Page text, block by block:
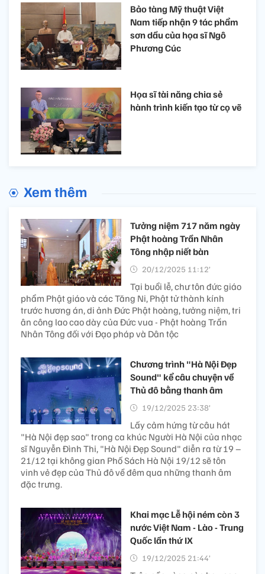
Bảo tàng Mỹ thuật Việt
Nam tiếp nhận 9 tác phẩm
sơn dầu của họa sĩ Ngô
Phương Cúc
Họa sĩ tài năng chia sẻ
hành trình kiến tạo từ cọ vẽ
Xem thêm
Tưởng niệm 717 năm ngày
Phật hoàng Trần Nhân
Tông nhập niết bàn
20/12/2025 11:12’
Tại buổi lễ, chư tôn đức giáo
phẩm Phật giáo và các Tăng Ni, Phật tử thành kính
trước hương án, di ảnh Đức Phật hoàng, tưởng niệm, tri
ân công lao cao dày của Đức vua - Phật hoàng Trần
Nhân Tông đối với Đạo pháp và Dân tộc
Chương trình "Hà Nội Đẹp
Sound" kể câu chuyện về
Thủ đô bằng thanh âm
19/12/2025 23:38’
Lấy cảm hứng từ câu hát
"Hà Nội đẹp sao" trong ca khúc Người Hà Nội của nhạc
sĩ Nguyễn Đình Thi, "Hà Nội Đẹp Sound" diễn ra từ 19 –
21/12 tại không gian Phố Sách Hà Nội 19/12 sẽ tôn
vinh vẻ đẹp của Thủ đô về đêm qua những thanh âm
đặc trưng.
Khai mạc Lễ hội ném còn 3
nước Việt Nam - Lào - Trung
Quốc lần thứ IX
19/12/2025 21:44’